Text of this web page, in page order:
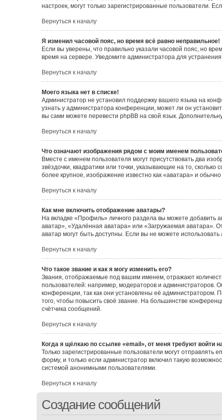
настроек, могут только зарегистрированные пользователи.
Вернуться к началу
Я изменил часовой пояс, но время всё равно неправильное!
Если вы уверены, что правильно указали часовой пояс, но
время на сервере. Уведомите администратора для
Вернуться к началу
Моего языка нет в списке!
Администратор не установил поддержку вашего языка на
узнать у администратора конференции, может ли он
вы сами можете перевести phpBB на свой язык.
Вернуться к началу
Что означают изображения рядом с моим именем
Вместе с именем пользователя могут присутствовать два
звёздочки, квадратики или точки, указывающие на то,
более крупное, изображение известно как «аватара» и
Вернуться к началу
Как мне включить отображение аватары?
На вкладке «Профиль» личного раздела вы можете добавить
аватар», «Удалённая аватара» или «Загружаемая аватара».
аватар могут быть доступны. Если вы не можете
Вернуться к началу
Что такое звание и как я могу изменить его?
Звания, отображаемые под вашим именем, отражают
пользователей: например, модераторов и
конференции, так как они установлены её
того, чтобы повысить своё звание. На большинстве
счётчика сообщений.
Вернуться к началу
Когда я щёлкаю по ссылке «email», от меня требуют войти
Только зарегистрированные пользователи могут
форму, и только если администратор включил такую
системой анонимными пользователями.
Вернуться к началу
Создание сообщений